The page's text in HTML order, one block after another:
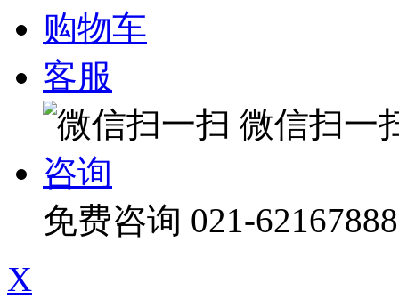
购物车
客服
微信扫一
咨询
免费咨询 021-62167888
X